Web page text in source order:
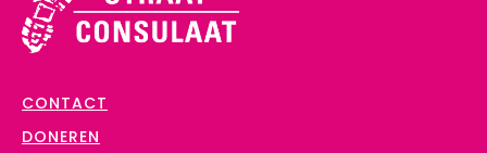
CONTACT
DONEREN